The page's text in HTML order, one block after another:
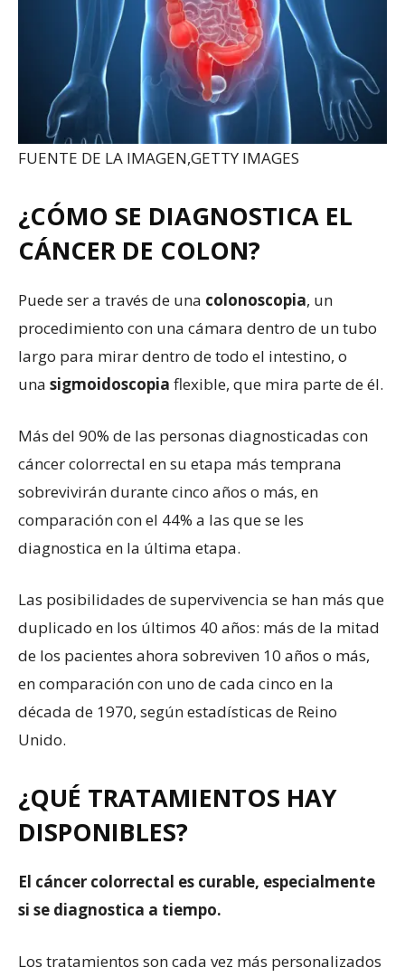
FUENTE DE LA IMAGEN,GETTY IMAGES
¿CÓMO SE DIAGNOSTICA EL
CÁNCER DE COLON?
Puede ser a través de una colonoscopia, un
procedimiento con una cámara dentro de un tubo
largo para mirar dentro de todo el intestino, o
una sigmoidoscopia flexible, que mira parte de él.
Más del 90% de las personas diagnosticadas con
cáncer colorrectal en su etapa más temprana
sobrevivirán durante cinco años o más, en
comparación con el 44% a las que se les
diagnostica en la última etapa.
Las posibilidades de supervivencia se han más que
duplicado en los últimos 40 años: más de la mitad
de los pacientes ahora sobreviven 10 años o más,
en comparación con uno de cada cinco en la
década de 1970, según estadísticas de Reino
Unido.
¿QUÉ TRATAMIENTOS HAY
DISPONIBLES?
El cáncer colorrectal es curable, especialmente
si se diagnostica a tiempo.
Los tratamientos son cada vez más personalizados